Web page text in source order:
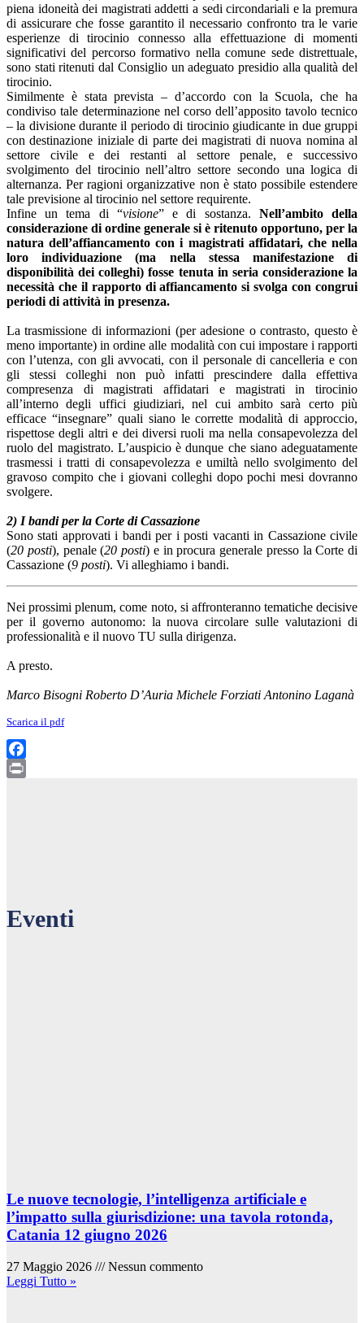
piena idoneità dei magistrati addetti a sedi circondariali e la premura
di assicurare che fosse garantito il necessario confronto tra le varie
esperienze di tirocinio connesso alla effettuazione di momenti
significativi del percorso formativo nella comune sede distrettuale,
sono stati ritenuti dal Consiglio un adeguato presidio alla qualità del
tirocinio.
Similmente è stata prevista – d’accordo con la Scuola, che ha
condiviso tale determinazione nel corso dell’apposito tavolo tecnico
– la divisione durante il periodo di tirocinio giudicante in due gruppi
con destinazione iniziale di parte dei magistrati di nuova nomina al
settore civile e dei restanti al settore penale, e successivo
svolgimento del tirocinio nell’altro settore secondo una logica di
alternanza. Per ragioni organizzative non è stato possibile estendere
tale previsione al tirocinio nel settore requirente.
Infine un tema di “visione” e di sostanza. Nell’ambito della
considerazione di ordine generale si è ritenuto opportuno, per la
natura dell’affiancamento con i magistrati affidatari, che nella
loro individuazione (ma nella stessa manifestazione di
disponibilità dei colleghi) fosse tenuta in seria considerazione la
necessità che il rapporto di affiancamento si svolga con congrui
periodi di attività in presenza.
La trasmissione di informazioni (per adesione o contrasto, questo è
meno importante) in ordine alle modalità con cui impostare i rapporti
con l’utenza, con gli avvocati, con il personale di cancelleria e con
gli stessi colleghi non può infatti prescindere dalla effettiva
compresenza di magistrati affidatari e magistrati in tirocinio
all’interno degli uffici giudiziari, nel cui ambito sarà certo più
efficace “insegnare” quali siano le corrette modalità di approccio,
rispettose degli altri e dei diversi ruoli ma nella consapevolezza del
ruolo del magistrato. L’auspicio è dunque che siano adeguatamente
trasmessi i tratti di consapevolezza e umiltà nello svolgimento del
gravoso compito che i giovani colleghi dopo pochi mesi dovranno
svolgere.
2) I bandi per la Corte di Cassazione
Sono stati approvati i bandi per i posti vacanti in Cassazione civile
(20 posti), penale (20 posti) e in procura generale presso la Corte di
Cassazione (9 posti). Vi alleghiamo i bandi.
Nei prossimi plenum, come noto, si affronteranno tematiche decisive
per il governo autonomo: la nuova circolare sulle valutazioni di
professionalità e il nuovo TU sulla dirigenza.
A presto.
Marco Bisogni Roberto D’Auria Michele Forziati Antonino Laganà
Scarica il pdf
Facebook
Eventi
Le nuove tecnologie, l’intelligenza artificiale e
l’impatto sulla giurisdizione: una tavola rotonda,
Catania 12 giugno 2026
27 Maggio 2026
Nessun commento
Leggi Tutto »